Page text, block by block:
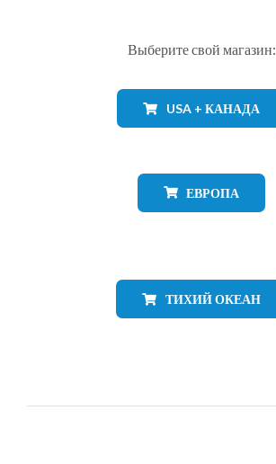
Выберите свой магазин:
USA + КАНАДА
ЕВРОПА
ТИХИЙ ОКЕАН